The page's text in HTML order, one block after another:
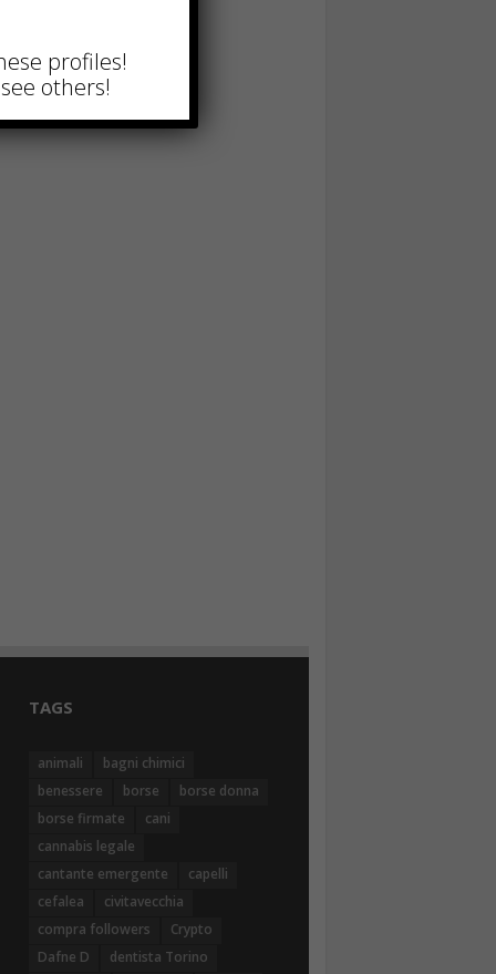
TAGS
animali
bagni chimici
benessere
borse
borse donna
borse firmate
cani
cannabis legale
cantante emergente
capelli
cefalea
civitavecchia
compra followers
Crypto
Dafne D
dentista Torino
profiles!
others!